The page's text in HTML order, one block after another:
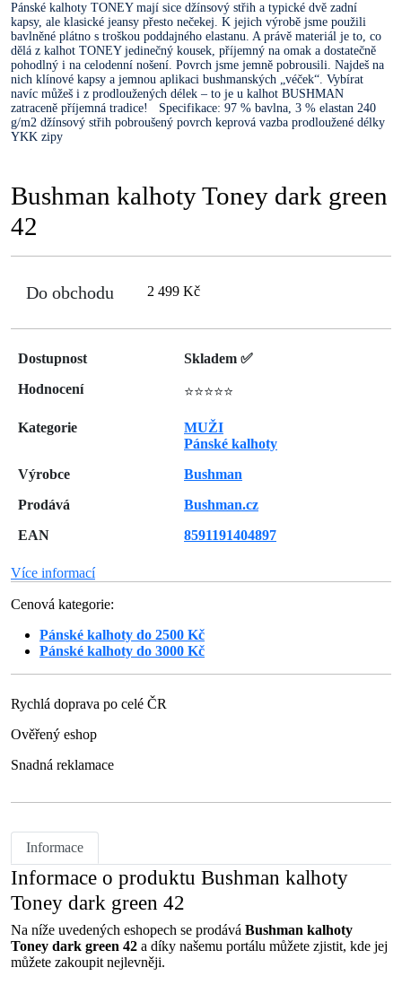
Pánské kalhoty TONEY mají sice džínsový střih a typické dvě zadní
kapsy, ale klasické jeansy přesto nečekej. K jejich výrobě jsme použili
bavlněné plátno s troškou poddajného elastanu. A právě materiál je to, co
dělá z kalhot TONEY jedinečný kousek, příjemný na omak a dostatečně
pohodlný i na celodenní nošení. Povrch jsme jemně pobrousili. Najdeš na
nich klínové kapsy a jemnou aplikaci bushmanských „véček“. Vybírat
navíc můžeš i z prodloužených délek – to je u kalhot BUSHMAN
zatraceně příjemná tradice! Specifikace: 97 % bavlna, 3 % elastan 240
g/m2 džínsový střih pobroušený povrch keprová vazba prodloužené délky
YKK zipy
Bushman kalhoty Toney dark green
42
Do obchodu 2 499 Kč
Dostupnost
Skladem ✅
Hodnocení
⭐⭐⭐⭐⭐
Kategorie
MUŽI
Pánské kalhoty
Výrobce
Bushman
Prodává
Bushman.cz
EAN
8591191404897
Více informací
Cenová kategorie:
Pánské kalhoty do 2500 Kč
Pánské kalhoty do 3000 Kč
Rychlá doprava po celé ČR
Ověřený eshop
Snadná reklamace
Informace
Informace o produktu Bushman kalhoty
Toney dark green 42
Na níže uvedených eshopech se prodává Bushman kalhoty
Toney dark green 42 a díky našemu portálu můžete zjistit, kde jej
můžete zakoupit nejlevněji.